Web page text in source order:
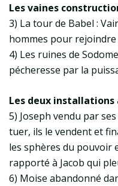
Les vaines
3) La tour de Babel :
hommes pour rejoindre
4) Les ruines de
pécheresse par la
Les deux installations
5) Joseph vendu par
tuer, ils le vendent et
les sphères du pouvoir
rapporté à Jacob qui
6) Moise abandonné